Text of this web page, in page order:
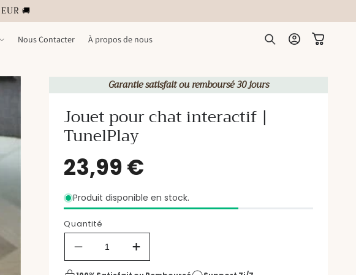
🚚
Nous Contacter À propos de nous ConnexionPanier
Garantie satisfait ou remboursé 30 jours
Jouet pour chat interactif |
TunelPlay
23,99 €
Produit disponible en stock.
Quantité
Réduire
la
Augmenter
la